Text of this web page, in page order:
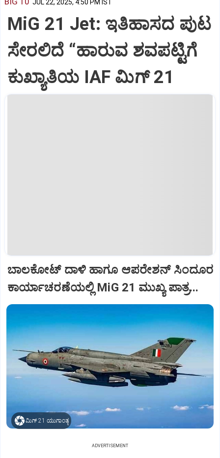
JUL 22, 2025, 4:50 PM IST
MiG 21 Jet: ಇತಿಹಾಸದ ಪುಟ
ಸೇರಲಿದೆ “ಹಾರುವ ಶವಪಟ್ಟಿಗೆ
ಕುಖ್ಯಾತಿಯ IAF ಮಿಗ್‌ 21
ಬಾಲಕೋಟ್‌ ದಾಳಿ ಹಾಗೂ ಆಪರೇಶನ್‌ ಸಿಂದೂರ
ಕಾರ್ಯಾಚರಣೆಯಲ್ಲಿ MiG 21 ಮುಖ್ಯ ಪಾತ್ರ...
ಮಿಗ್‌ 21 ಯುಗಾಂತ್ಯ
ADVERTISEMENT